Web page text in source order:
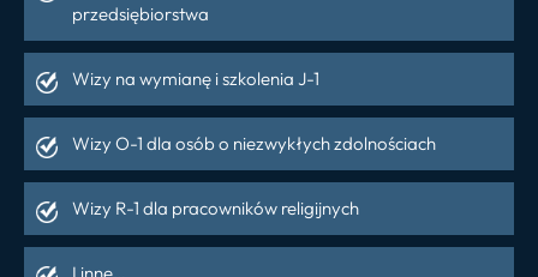
przedsiębiorstwa
Wizy na wymianę i szkolenia J-1
Wizy O-1 dla osób o niezwykłych zdolnościach
Wizy R-1 dla pracowników religijnych